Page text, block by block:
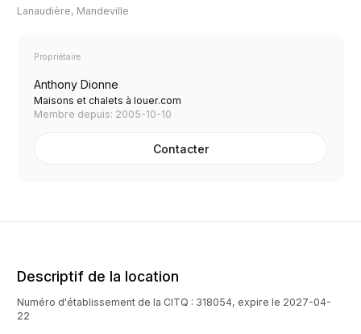
Lanaudière, Mandeville
Propriétaire
Anthony Dionne
Maisons et chalets à louer.com
Membre depuis: 2005-10-10
Contacter
Descriptif de la location
Numéro d'établissement de la CITQ : 318054, expire le 2027-04-
22